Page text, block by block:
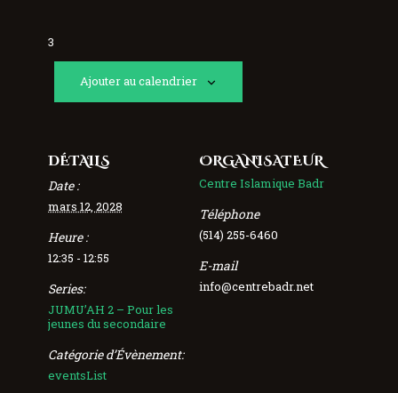
3
Ajouter au calendrier
DÉTAILS
Date :
mars 12, 2028
Heure :
12:35 - 12:55
Series:
JUMU’AH 2 – Pour les
jeunes du secondaire
Catégorie d’Évènement:
eventsList
ORGANISATEUR
Centre Islamique Badr
Téléphone
(514) 255-6460
E-mail
info@centrebadr.net